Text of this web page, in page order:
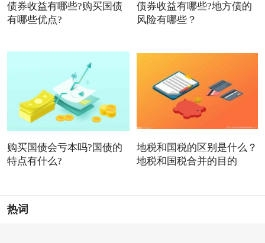
债券收益有哪些?购买国债
有哪些优点?
债券收益有哪些?地方债的
风险有哪些？
购买国债会亏本吗?国债的
特点有什么?
地税和国税的区别是什么？
地税和国税合并的目的
热词